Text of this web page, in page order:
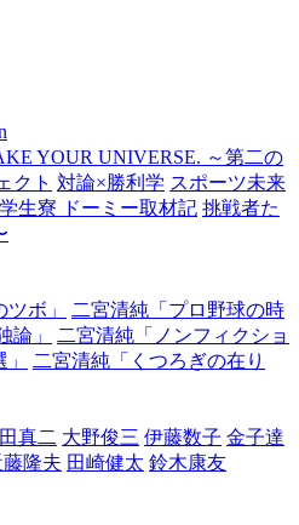
YOUR UNIVERSE. ～第二の
クト 対論×勝利学 スポーツ未来
学生寮 ドーミー取材記 挑戦者た
ボ」
二宮清純「プロ野球の時
論」
二宮清純「ノンフィクショ
二宮清純「くつろぎの在り
真二 大野俊三 伊藤数子 金子達
隆夫 田崎健太 鈴木康友